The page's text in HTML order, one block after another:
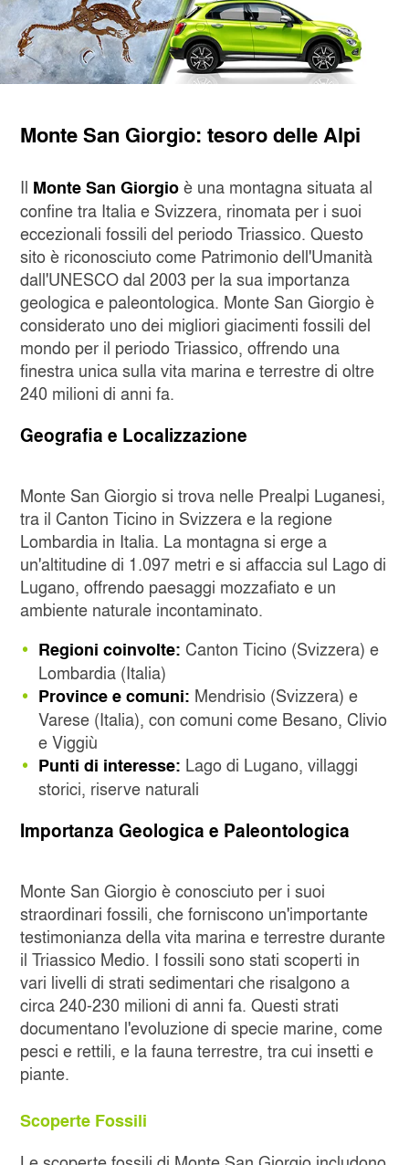
Monte San Giorgio: tesoro delle Alpi
Il Monte San Giorgioè una montagna situata al
confine tra Italia e Svizzera, rinomata per i suoi
eccezionali fossili del periodo Triassico. Questo
sito è riconosciuto come Patrimonio dell'Umanità
dall'UNESCO dal 2003 per la sua importanza
geologica e paleontologica. Monte San Giorgio è
considerato uno dei migliori giacimenti fossili del
mondo per il periodo Triassico, offrendo una
finestra unica sulla vita marina e terrestre di oltre
240 milioni di anni fa.
Geografia e Localizzazione
Monte San Giorgio si trova nelle Prealpi Luganesi,
tra il Canton Ticino in Svizzera e la regione
Lombardia in Italia. La montagna si erge a
un'altitudine di 1.097 metri e si affaccia sul Lago di
Lugano, offrendo paesaggi mozzafiato e un
ambiente naturale incontaminato.
Regioni coinvolte: Canton Ticino (Svizzera) e
Lombardia (Italia)
Province e comuni: Mendrisio (Svizzera) e
Varese (Italia), con comuni come Besano, Clivio
e Viggiù
Punti di interesse: Lago di Lugano, villaggi
storici, riserve naturali
Importanza Geologica e Paleontologica
Monte San Giorgio è conosciuto per i suoi
straordinari fossili, che forniscono un'importante
testimonianza della vita marina e terrestre durante
il Triassico Medio. I fossili sono stati scoperti in
vari livelli di strati sedimentari che risalgono a
circa 240-230 milioni di anni fa. Questi strati
documentano l'evoluzione di specie marine, come
pesci e rettili, e la fauna terrestre, tra cui insetti e
piante.
Scoperte Fossili